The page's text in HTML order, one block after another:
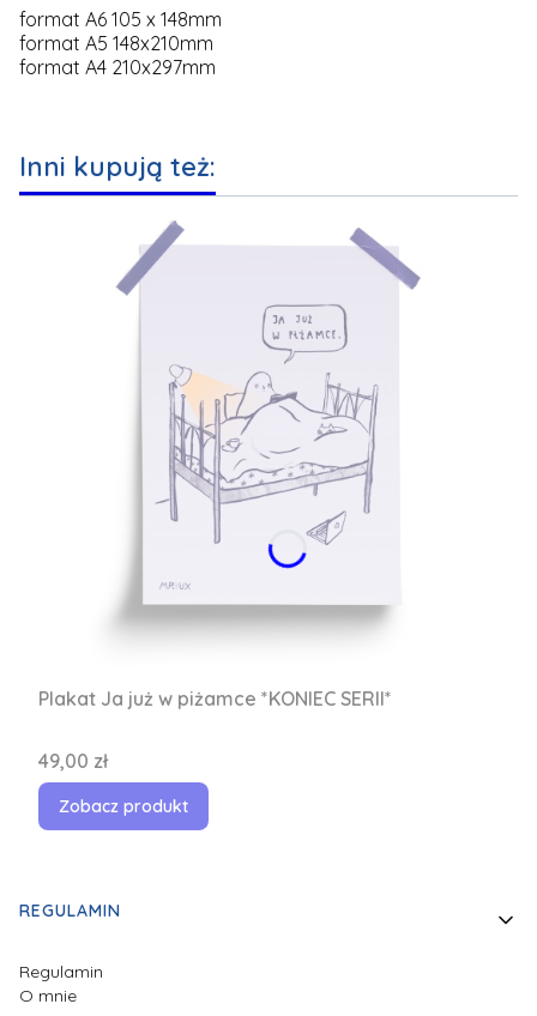
format A6 105 x 148mm
format A5 148x210mm
format A4 210x297mm
Inni kupują też:
Plakat Ja już w piżamce *KONIEC SERII*
Cena
49,00 zł
Zobacz produkt
Linki w stopce
REGULAMIN
Regulamin
O mnie